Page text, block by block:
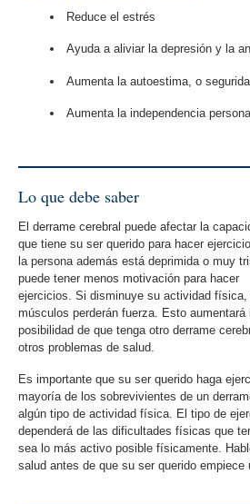
Reduce el estrés
Ayuda a aliviar la depresión y la
Aumenta la autoestima, o
Aumenta la independencia
Lo que debe saber
El derrame cerebral puede afectar la
que tiene su ser querido para hacer
la persona además está deprimida o muy
puede tener menos motivación para hacer
ejercicios. Si disminuye su actividad física,
músculos perderán fuerza. Esto aumentará
posibilidad de que tenga otro derrame
otros problemas de salud.
Es importante que su ser querido haga
mayoría de los sobrevivientes de un
algún tipo de actividad física. El tipo de
dependerá de las dificultades físicas que
sea lo más activo posible físicamente.
salud antes de que su ser querido empiece